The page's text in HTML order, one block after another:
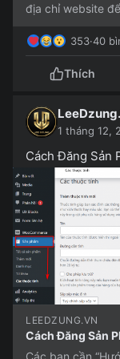
địa chỉ website
353·40
Thích
1 tháng 12,
Cách Đăng Sản
LEEDZUNG.VN
Cách Đăng Sản